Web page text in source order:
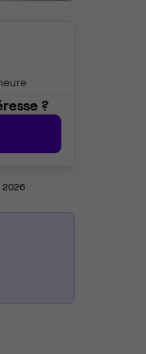
?
2026